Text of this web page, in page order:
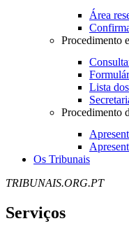
Área
Procedimento
Lista
Procedimento
Os Tribunais
TRIBUNAIS.ORG.PT
Serviços